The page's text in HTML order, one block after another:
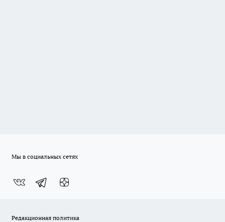
Мы в социальных сетях
Редакционная политика